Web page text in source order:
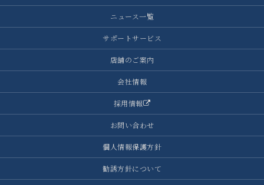
ニュース一覧
サポートサービス
店舗のご案内
会社情報
採用情報
お問い合わせ
個人情報保護方針
勧誘方針について